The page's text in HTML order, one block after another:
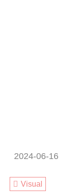
2024-06-16
Visual